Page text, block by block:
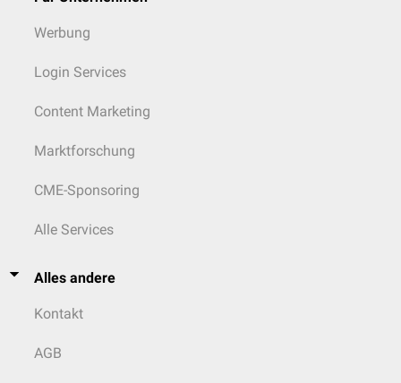
Werbung
Login Services
Content Marketing
Marktforschung
CME-Sponsoring
Alle Services
Alles andere
Kontakt
AGB